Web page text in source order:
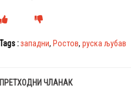
Tags :западни, Ростов, руска љубав
ПРЕТХОДНИ ЧЛАНАК